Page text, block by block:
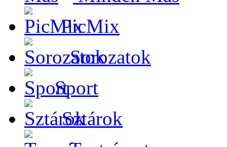
PicMix
Sorozatok
Sport
Sztárok